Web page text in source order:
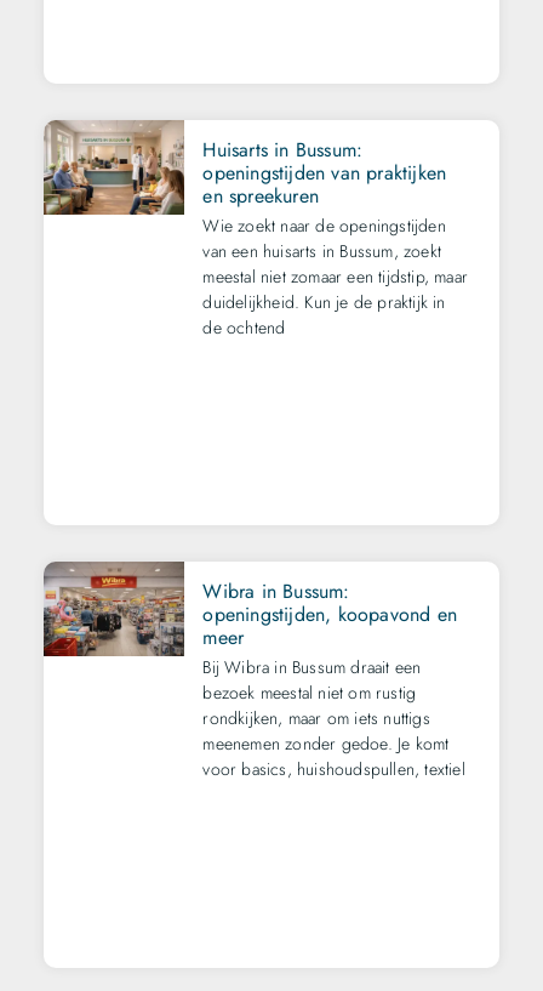
Huisarts in Bussum:
openingstijden van praktijken
en spreekuren
Wie zoekt naar de openingstijden
van een huisarts in Bussum, zoekt
meestal niet zomaar een tijdstip, maar
duidelijkheid. Kun je de praktijk in
de ochtend
Wibra in Bussum:
openingstijden, koopavond en
meer
Bij Wibra in Bussum draait een
bezoek meestal niet om rustig
rondkijken, maar om iets nuttigs
meenemen zonder gedoe. Je komt
voor basics, huishoudspullen, textiel